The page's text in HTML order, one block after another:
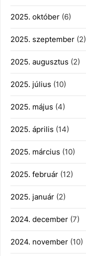
2025. október (6)
2025. szeptember (2)
2025. augusztus (2)
2025. július (10)
2025. május (4)
2025. április (14)
2025. március (10)
2025. február (12)
2025. január (2)
2024. december (7)
2024. november (10)